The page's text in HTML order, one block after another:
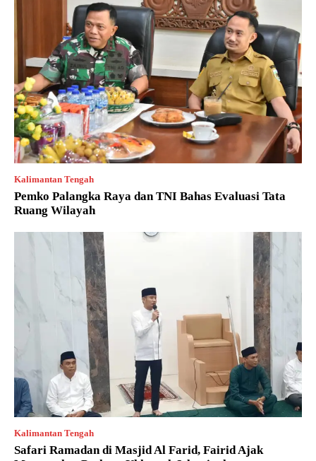
Kalimantan Tengah
Pemko Palangka Raya dan TNI Bahas Evaluasi Tata
Ruang Wilayah
Kalimantan Tengah
Safari Ramadan di Masjid Al Farid, Fairid Ajak